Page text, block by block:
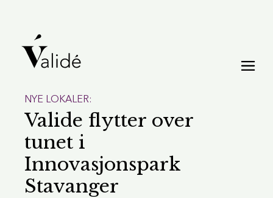
NYE LOKALER:
Valide flytter over
tunet i
Innovasjonspark
Stavanger